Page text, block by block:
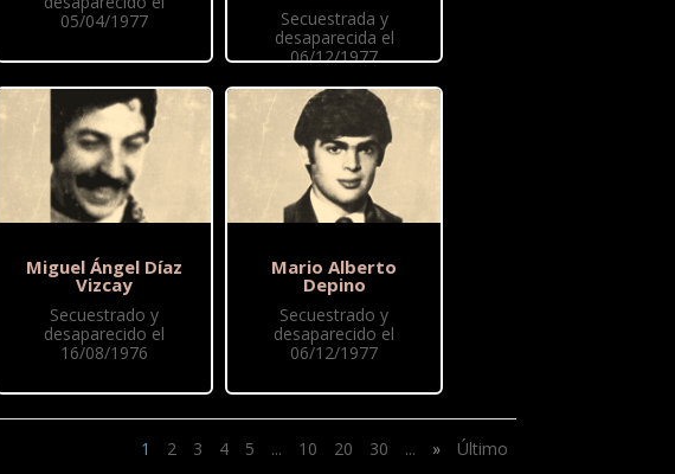
05/04/1977
Miguel Ángel Díaz
Vizcay
Secuestrado y
desaparecido el
16/08/1976
Secuestrada y
desaparecida el
06/12/1977
Mario Alberto
Depino
Secuestrado y
desaparecido el
06/12/1977
1 2 3 4 5 ... 10 20 30 ... » Último